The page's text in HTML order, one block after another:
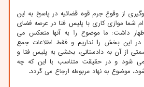
از وقوع جرم قوه قضائیه در پاسخ به این
شما موازی کاری با پلیس فتا در عرصه فضای
داشت: ما موضوع را به آنها منعکس می
در این بخش را نداریم و فقط اطلاعات جمع
از آن به دادستانی، بخشی به پلیس فتا و
می شود و در حقیقت متناسب با این که چه
موضوع به نهاد مربوطه ارجاع می گردد.